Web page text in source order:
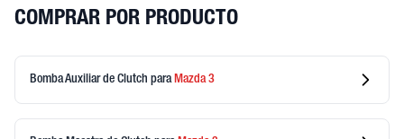
COMPRAR POR PRODUCTO
Bomba Auxiliar de Clutch para Mazda3